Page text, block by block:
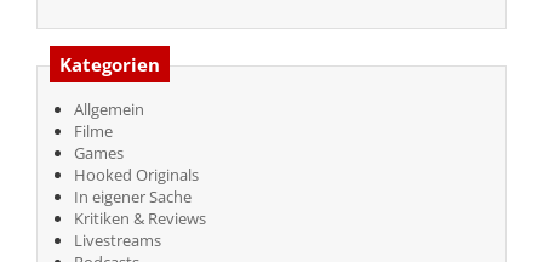
Kategorien
Allgemein
Filme
Games
Hooked Originals
In eigener Sache
Kritiken & Reviews
Livestreams